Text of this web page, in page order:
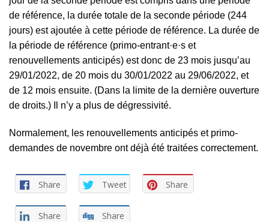
de référence, la durée totale de la seconde période (244
jours) est ajoutée à cette période de référence. La durée de
la période de référence (primo-entrant·e·s et
renouvellements anticipés) est donc de 23 mois jusqu’au
29/01/2022, de 20 mois du 30/01/2022 au 29/06/2022, et
de 12 mois ensuite. (Dans la limite de la dernière ouverture
de droits.) Il n’y a plus de dégressivité.
Normalement, les renouvellements anticipés et primo-
demandes de novembre ont déjà été traitées correctement.
Share Tweet Share
Share Share